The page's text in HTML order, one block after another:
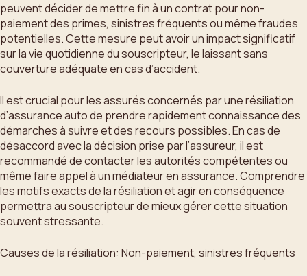
peuvent décider de mettre fin à un contrat pour non-
paiement des primes, sinistres fréquents ou même fraudes
potentielles. Cette mesure peut avoir un impact significatif
sur la vie quotidienne du souscripteur, le laissant sans
couverture adéquate en cas d’accident.
Il est crucial pour les assurés concernés par une résiliation
d’assurance auto de prendre rapidement connaissance des
démarches à suivre et des recours possibles. En cas de
désaccord avec la décision prise par l’assureur, il est
recommandé de contacter les autorités compétentes ou
même faire appel à un médiateur en assurance. Comprendre
les motifs exacts de la résiliation et agir en conséquence
permettra au souscripteur de mieux gérer cette situation
souvent stressante.
Causes de la résiliation: Non-paiement, sinistres fréquents